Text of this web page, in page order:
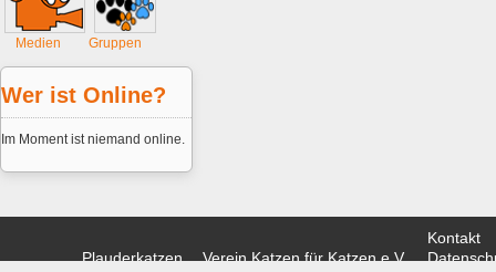
Medien Gruppen
Wer ist Online?
Im Moment ist niemand online.
Plauderkatzen Verein Katzen für Katzen e.V.
Kontakt